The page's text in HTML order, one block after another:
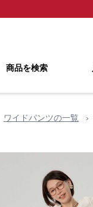
商品を検索
ワイドパンツの一覧 ›